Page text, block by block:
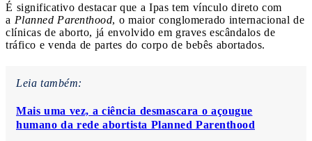
É significativo destacar que a Ipas tem vínculo direto com
a Planned Parenthood, o maior conglomerado internacional de
clínicas de aborto, já envolvido em graves escândalos de
tráfico e venda de partes do corpo de bebês abortados.
Leia também:
Mais uma vez, a ciência desmascara o açougue
humano da rede abortista Planned Parenthood